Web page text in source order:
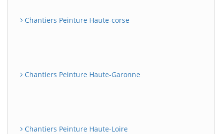
Chantiers Peinture Haute-corse
Chantiers Peinture Haute-Garonne
Chantiers Peinture Haute-Loire